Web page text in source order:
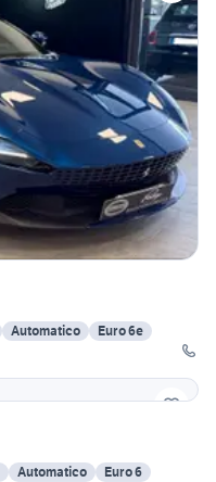
Automatico
Euro 6e
Automatico
Euro 6